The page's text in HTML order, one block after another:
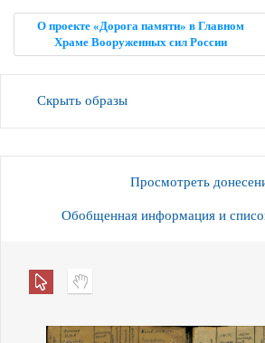
О проекте «Дорога памяти» в Главном
Храме Вооруженных сил России
Скрыть образы
Просмотреть
Обобщенная информация и